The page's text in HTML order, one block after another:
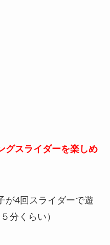
グスライダーを楽しめ
が4回スライダーで遊
分くらい）